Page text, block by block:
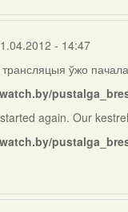
- 14:47
ўжо
again. Our